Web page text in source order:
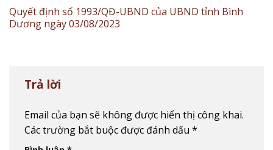
Quyết định số 1993/QĐ-UBND của UBND tỉnh Bình
Dương ngày 03/08/2023
Trả lời
Email của bạn sẽ không được hiển thị công khai.
Các trường bắt buộc được đánh dấu *